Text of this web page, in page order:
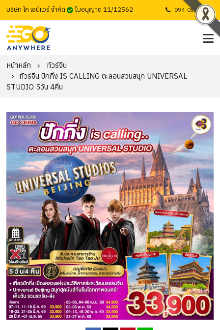
บริษัท โก เอนี่แวร์ จำกัด ใบอนุญาต 11/12562 094-053-1725
หน้าหลัก
ทัวร์จีน
ทัวร์จีน ปักกิ่ง IS CALLING ตะลอนสวนสนุก UNIVERSAL
STUDIO 5วัน 4คืน